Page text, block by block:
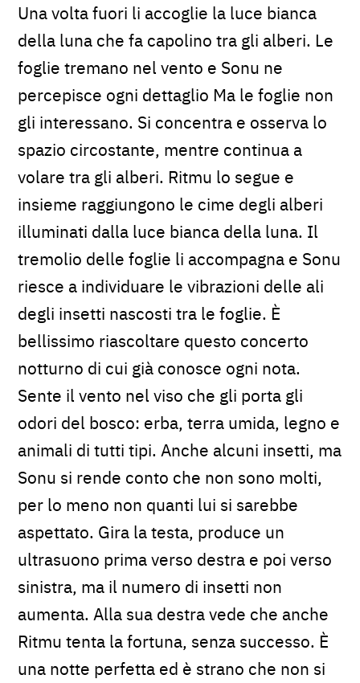
Una volta fuori li accoglie la luce bianca
della luna che fa capolino tra gli alberi. Le
foglie tremano nel vento e Sonu ne
percepisce ogni dettaglio Ma le foglie non
gli interessano. Si concentra e osserva lo
spazio circostante, mentre continua a
volare tra gli alberi. Ritmu lo segue e
insieme raggiungono le cime degli alberi
illuminati dalla luce bianca della luna. Il
tremolio delle foglie li accompagna e Sonu
riesce a individuare le vibrazioni delle ali
degli insetti nascosti tra le foglie. È
bellissimo riascoltare questo concerto
notturno di cui già conosce ogni nota.
Sente il vento nel viso che gli porta gli
odori del bosco: erba, terra umida, legno e
animali di tutti tipi. Anche alcuni insetti, ma
Sonu si rende conto che non sono molti,
per lo meno non quanti lui si sarebbe
aspettato. Gira la testa, produce un
ultrasuono prima verso destra e poi verso
sinistra, ma il numero di insetti non
aumenta. Alla sua destra vede che anche
Ritmu tenta la fortuna, senza successo. È
una notte perfetta ed è strano che non si